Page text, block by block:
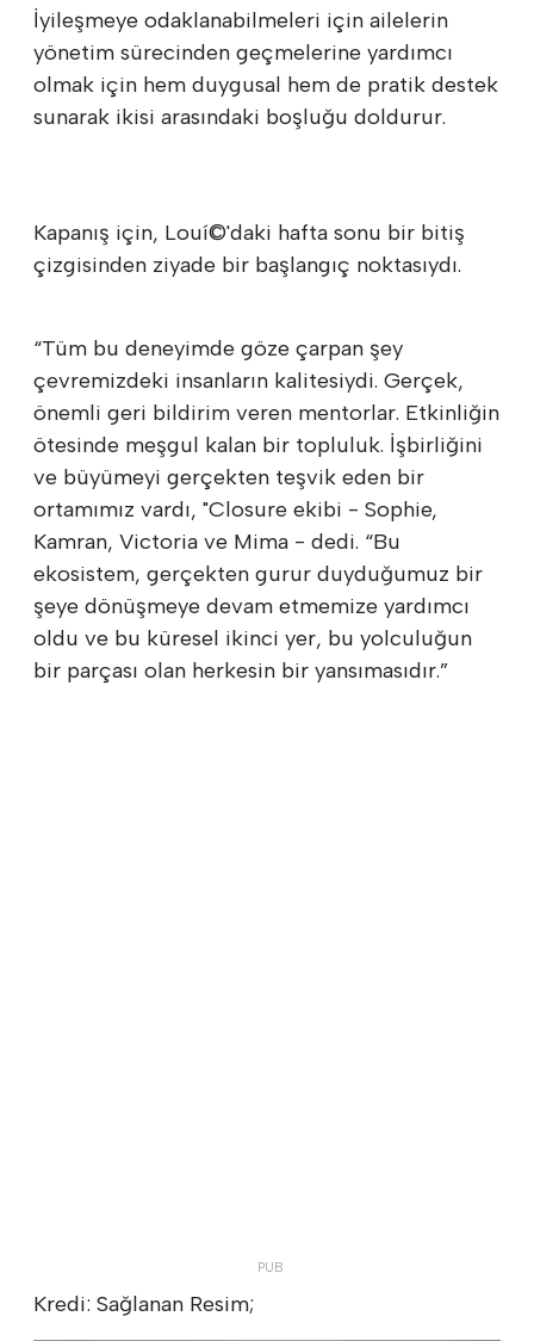
İyileşmeye odaklanabilmeleri için ailelerin
yönetim sürecinden geçmelerine yardımcı
olmak için hem duygusal hem de pratik destek
sunarak ikisi arasındaki boşluğu doldurur.
Kapanış için, Louí©'daki hafta sonu bir bitiş
çizgisinden ziyade bir başlangıç noktasıydı.
“Tüm bu deneyimde göze çarpan şey
çevremizdeki insanların kalitesiydi. Gerçek,
önemli geri bildirim veren mentorlar. Etkinliğin
ötesinde meşgul kalan bir topluluk. İşbirliğini
ve büyümeyi gerçekten teşvik eden bir
ortamımız vardı, "Closure ekibi - Sophie,
Kamran, Victoria ve Mima - dedi. “Bu
ekosistem, gerçekten gurur duyduğumuz bir
şeye dönüşmeye devam etmemize yardımcı
oldu ve bu küresel ikinci yer, bu yolculuğun
bir parçası olan herkesin bir yansımasıdır.”
Kredi: Sağlanan Resim;